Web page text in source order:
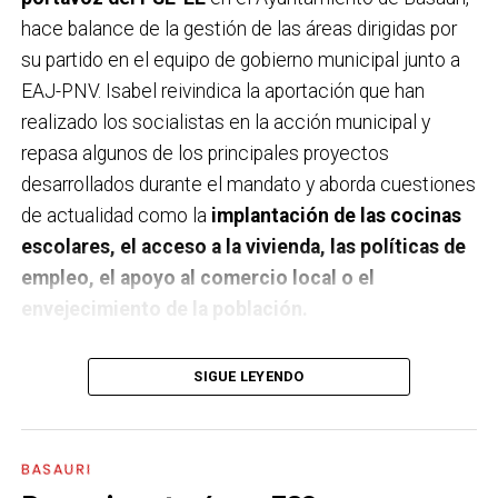
hace balance de la gestión de las áreas dirigidas por
su partido en el equipo de gobierno municipal junto a
EAJ-PNV. Isabel reivindica la aportación que han
realizado los socialistas en la acción municipal y
repasa algunos de los principales proyectos
desarrollados durante el mandato y aborda cuestiones
de actualidad como la implantación de las cocinas
escolares, el acceso a la vivienda, las políticas de
empleo, el apoyo al comercio local o el
envejecimiento de la población.
A un año de acabar la legislatura, ¿qué balance
haces de la gestión del PSE en tus áreas dentro
del equipo de gobierno y qué proyectos
SIGUE LEYENDO
BASAURI